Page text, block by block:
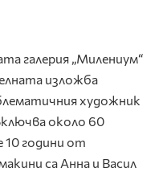
галерия „Милениум“
изложба
художник
около 60
години от
са Анна и Васил